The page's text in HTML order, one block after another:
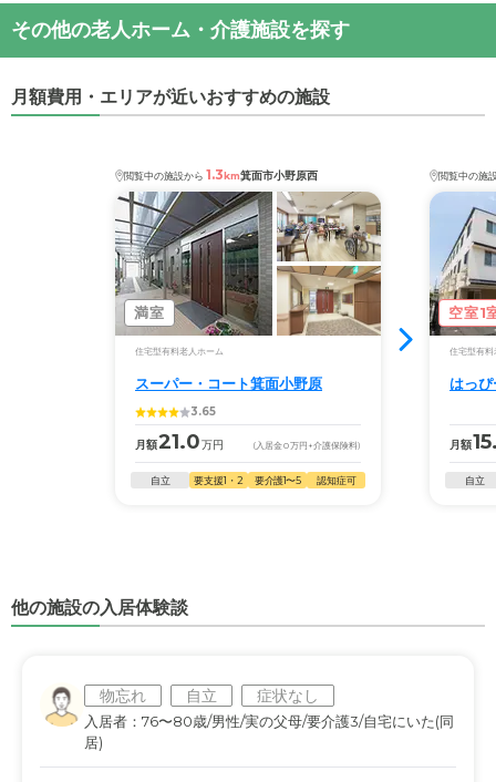
その他の老人ホーム・介護施設を探す
月額費用・エリアが近いおすすめの施設
閲覧中の施設から 1.3km箕面市小野原西
満室
住宅型有料老人ホーム
スーパー・コート箕面小野原
3.65
月額21.0万円 (入居金0万円 +介護保険料)
自立 要支援1・2 要介護1〜5 認知症可
閲覧中の施
空室1
住宅型有料
はっ
月額
自立
他の施設の入居体験談
物忘れ 自立 症状なし
入居者：76〜80歳/男性/実の父母/要介護3/自宅にいた(同
居)